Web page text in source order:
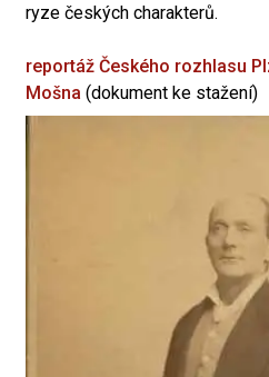
ryze českých charakterů.
reportáž Českého rozhlasu
Mošna (dokument ke stažení)